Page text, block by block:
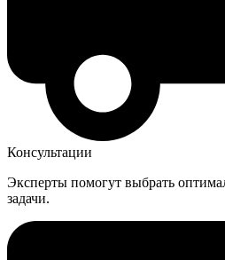
Консультации
Эксперты помогут выбрать
задачи.